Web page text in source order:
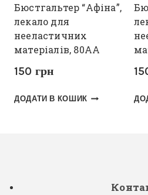
Бюстгальтер “Афіна”,
лекало для
нееластичних
матеріалів, 80АА
150 грн
ДОДАТИ В КОШИК